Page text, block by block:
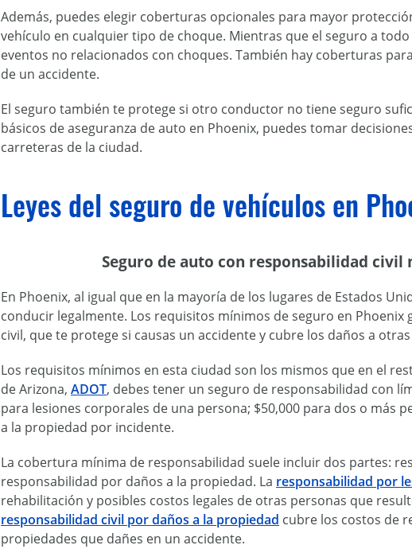
Además, puedes elegir coberturas opcionales para mayor
vehículo en cualquier tipo de choque. Mientras que el seguro a
eventos no relacionados con choques. También hay coberturas
de un accidente.
El seguro también te protege si otro conductor no tiene seguro
básicos de aseguranza de auto en Phoenix, puedes tomar
carreteras de la ciudad.
Leyes del seguro de vehículos en
Seguro de auto con responsabilidad
En Phoenix, al igual que en la mayoría de los lugares de Estados
conducir legalmente. Los requisitos mínimos de seguro en
civil, que te protege si causas un accidente y cubre los daños a
Los requisitos mínimos en esta ciudad son los mismos que en el
de Arizona, ADOT, debes tener un seguro de responsabilidad con
para lesiones corporales de una persona; $50,000 para dos o más
a la propiedad por incidente.
La cobertura mínima de responsabilidad suele incluir dos partes:
responsabilidad por daños a la propiedad. La responsabilidad por
rehabilitación y posibles costos legales de otras personas que
responsabilidad civil por daños a la propiedad cubre los costos de
propiedades que dañes en un accidente.